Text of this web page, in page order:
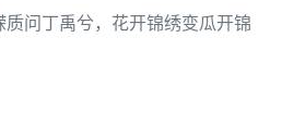
质问丁禹兮，花开锦绣变瓜开锦